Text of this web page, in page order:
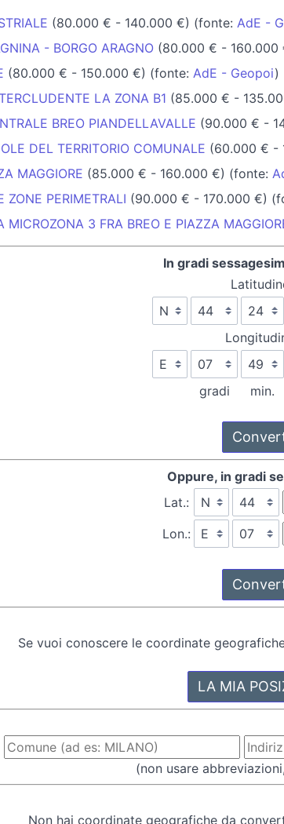
(80.000 € - 140.000 €) (fonte: AdE -
- BORGO ARAGNO (80.000 € - 160.000
(80.000 € - 150.000 €) (fonte: AdE - Geopoi)
LA ZONA B1 (85.000 € -
BREO PIANDELLAVALLE (90.000 € -
DEL TERRITORIO COMUNALE (60.000 € -
MAGGIORE (85.000 € - 160.000 €) (fonte:
ZONE PERIMETRALI (90.000 € - 170.000 €)
MICROZONA 3 FRA BREO E PIAZZA
In gradi
gradi min.
Oppure, in gradi
Lat.:
Lon.:
Se vuoi conoscere le coordinate
(non usare
Non hai coordinate geografiche da